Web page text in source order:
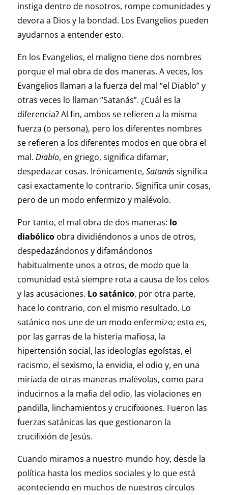
instiga dentro de nosotros, rompe comunidades y
devora a Dios y la bondad. Los Evangelios pueden
ayudarnos a entender esto.
En los Evangelios, el maligno tiene dos nombres
porque el mal obra de dos maneras. A veces, los
Evangelios llaman a la fuerza del mal “el Diablo” y
otras veces lo llaman “Satanás”. ¿Cuál es la
diferencia? Al fin, ambos se refieren a la misma
fuerza (o persona), pero los diferentes nombres
se refieren a los diferentes modos en que obra el
mal. Diablo, en griego, significa difamar,
despedazar cosas. Irónicamente, Satanássignifica
casi exactamente lo contrario. Significa unir cosas,
pero de un modo enfermizo y malévolo.
Por tanto, el mal obra de dos maneras: lo
diabólico obra dividiéndonos a unos de otros,
despedazándonos y difamándonos
habitualmente unos a otros, de modo que la
comunidad está siempre rota a causa de los celos
y las acusaciones. Lo satánico, por otra parte,
hace lo contrario, con el mismo resultado. Lo
satánico nos une de un modo enfermizo; esto es,
por las garras de la histeria mafiosa, la
hipertensión social, las ideologías egoístas, el
racismo, el sexismo, la envidia, el odio y, en una
miríada de otras maneras malévolas, como para
inducirnos a la mafia del odio, las violaciones en
pandilla, linchamientos y crucifixiones. Fueron las
fuerzas satánicas las que gestionaron la
crucifixión de Jesús.
Cuando miramos a nuestro mundo hoy, desde la
política hasta los medios sociales y lo que está
aconteciendo en muchos de nuestros círculos